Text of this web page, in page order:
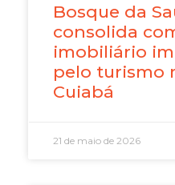
Bosque da
consolida
imobiliário
pelo turismo
Cuiabá
21 de maio de 2026